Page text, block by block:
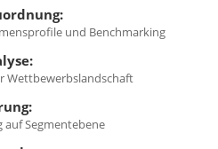
und Benchmarking
Wettbewerbslandschaft
auf Segmentebene